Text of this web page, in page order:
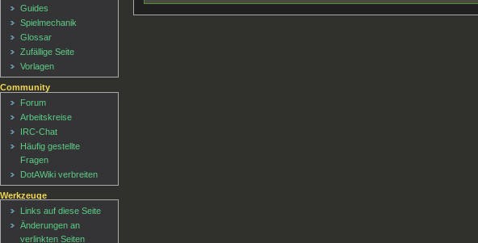
Guides
Spielmechanik
Glossar
Zufällige Seite
Vorlagen
Community
Forum
Arbeitskreise
IRC-Chat
Häufig gestellte
Fragen
DotAWiki verbreiten
Werkzeuge
Links auf diese Seite
Änderungen an
verlinkten Seiten